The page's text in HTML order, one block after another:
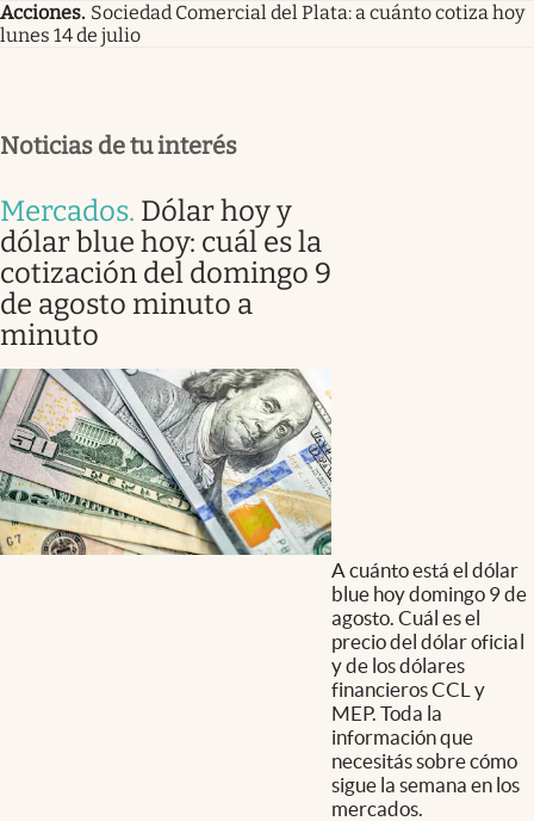
Acciones. Sociedad Comercial del Plata: a cuánto cotiza hoy
lunes 14 de julio
Noticias de tu interés
Mercados. Dólar hoy y
dólar blue hoy: cuál es la
cotización del domingo 9
de agosto minuto a
minuto
A cuánto está el dólar
blue hoy domingo 9 de
agosto. Cuál es el
precio del dólar oficial
y de los dólares
financieros CCL y
MEP. Toda la
información que
necesitás sobre cómo
sigue la semana en los
mercados.